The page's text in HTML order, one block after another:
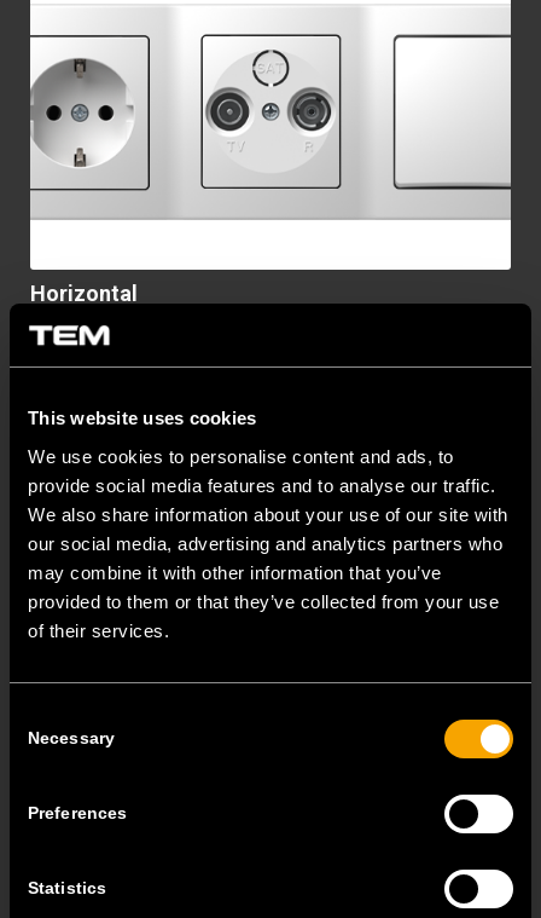
This website uses cookies
We use cookies to personalise content and ads, to
provide social media features and to analyse our traffic.
We also share information about your use of our site with
our social media, advertising and analytics partners who
may combine it with other information that you’ve
provided to them or that they’ve collected from your use
of their services.
Selection
Necessary
Preferences
Statistics
Horizontal
Durch Zusammensetzen sparen Sie Platz an der Wand. Wenn
Sie wenig Platz haben, ist vertikal die richtige Entscheidung.
Kombinieren Sie nach Ihren Wünschen.